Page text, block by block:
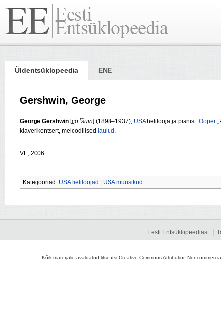
Üldentsüklopeedia ENE
Gershwin, George
George Gershwin [gö:ršuin] (1898–1937), USAhelilooja ja pianist. Ooper
klaverikontsert, meloodilised laulud .
VE, 2006
Kategooriad: USA heliloojad USA muusikud
Eesti Entsüklopeediast
Kõik materjalid avaldatud litsentsi Creative Commons Attribution-